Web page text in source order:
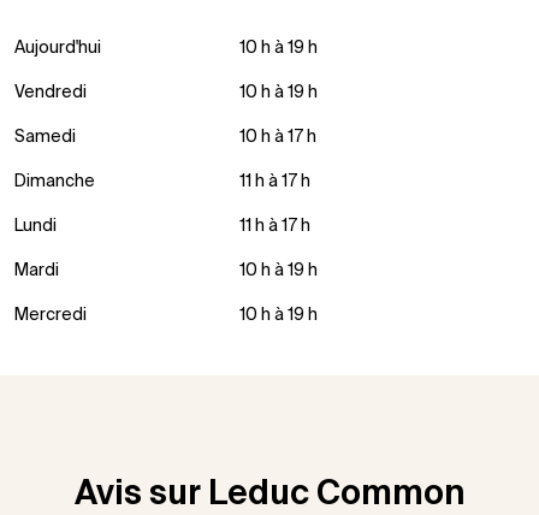
Aujourd'hui 10 h à 19 h
Vendredi 10 h à 19 h
Samedi 10 h à 17 h
Dimanche 11 h à 17 h
Lundi 11 h à 17 h
Mardi 10 h à 19 h
Mercredi 10 h à 19 h
Avis sur Leduc Common